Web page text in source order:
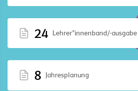
24 Lehrer*innenband/-ausgabe
8 Jahresplanung